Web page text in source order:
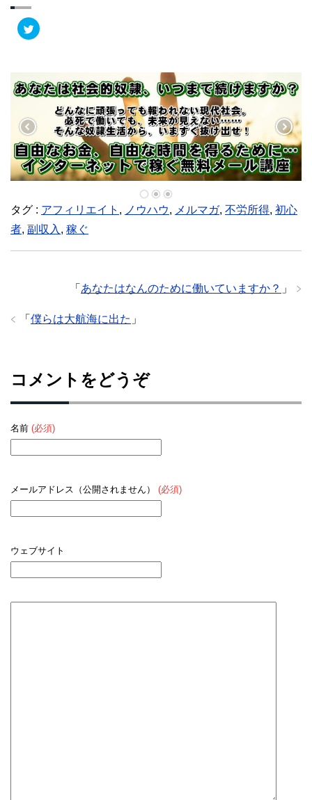
ク
リ
w
i
t
r
で
共
有
(
新
し
い
ン
ド
ウ
で
き
タグ : アフィリエイト , ノウハウ, メルマガ, 不労所得, 初心
者, 副収入 , 稼ぐ
「 あなたはなんのために働いていますか？ 」
「 僕らは大航海に出た 」
コメントをどうぞ
名前 (必須)
メールアドレス（公開されません） (必須)
ウェブサイト